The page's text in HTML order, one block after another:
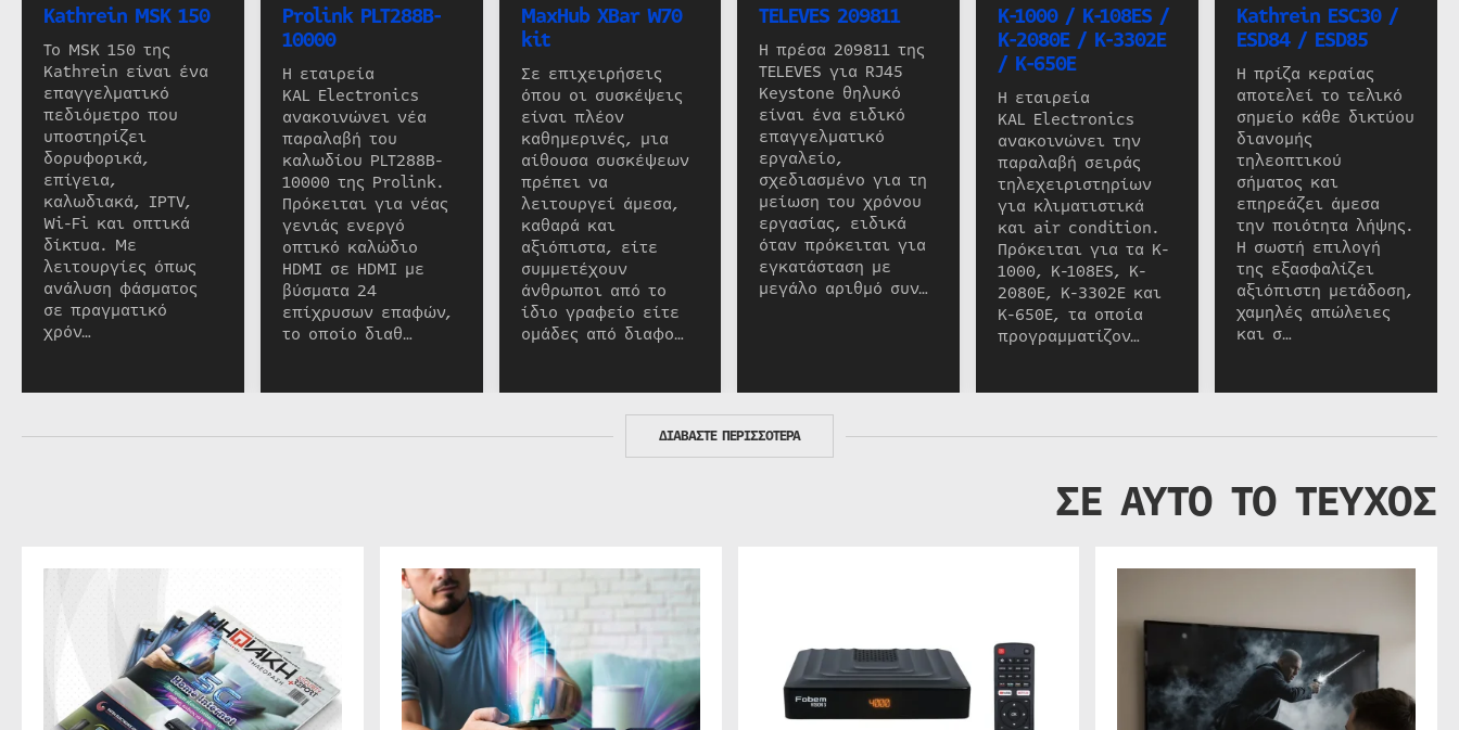
Kathrein MSK 150
Το MSK 150 της
Kathrein είναι ένα
επαγγελματικό
πεδιόμετρο που
υποστηρίζει
δορυφορικά,
επίγεια,
καλωδιακά, IPTV,
Wi-Fi και οπτικά
δίκτυα. Με
λειτουργίες όπως
ανάλυση φάσματος
σε πραγματικό
χρόν…
Prolink PLT288B-
10000
Η εταιρεία
KAL Electronics
ανακοινώνει νέα
παραλαβή του
καλωδίου PLT288B-
10000 της Prolink.
Πρόκειται για νέας
γενιάς ενεργό
οπτικό καλώδιο
HDMI σε HDMI με
βύσματα 24
επίχρυσων επαφών,
το οποίο διαθ…
MaxHub XBar W70
kit
Σε επιχειρήσεις
όπου οι συσκέψεις
είναι πλέον
καθημερινές, μια
αίθουσα συσκέψεων
πρέπει να
λειτουργεί άμεσα,
καθαρά και
αξιόπιστα, είτε
συμμετέχουν
άνθρωποι από το
ίδιο γραφείο είτε
ομάδες από διαφο…
TELEVES 209811
Η πρέσα 209811 της
TELEVES για RJ45
Keystone θηλυκό
είναι ένα ειδικό
επαγγελματικό
εργαλείο,
σχεδιασμένο για τη
μείωση του χρόνου
εργασίας, ειδικά
όταν πρόκειται για
εγκατάσταση με
μεγάλο αριθμό συν…
K-1000 / K-108ES /
K-2080E / K-3302E
/ K-650E
Η εταιρεία
KAL Electronics
ανακοινώνει την
παραλαβή σειράς
τηλεχειριστηρίων
για κλιματιστικά
και air condition.
Πρόκειται για τα K-
1000, K-108ES, K-
2080E, K-3302E και
K-650E, τα οποία
προγραμματίζον…
Kathrein ESC30 /
ESD84 / ESD85
Η πρίζα κεραίας
αποτελεί το τελικό
σημείο κάθε δικτύου
διανομής
τηλεοπτικού
σήματος και
επηρεάζει άμεσα
την ποιότητα λήψης.
Η σωστή επιλογή
της εξασφαλίζει
αξιόπιστη μετάδοση,
χαμηλές απώλειες
και σ…
ΔΙΑΒΑΣΤΕ ΠΕΡΙΣΣΟΤΕΡΑ
ΣΕ ΑΥΤΟ ΤΟ ΤΕΥΧΟΣ